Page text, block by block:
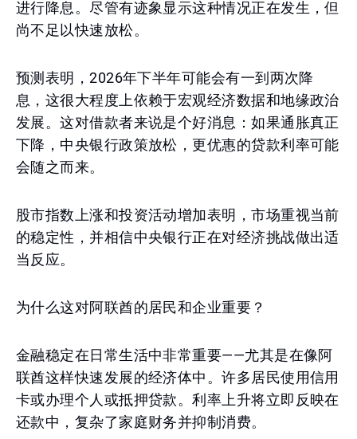
进行降息。尽管有迹象显示这种情况正在发生，但
尚不足以快速放松。
预测表明，2026年下半年可能会有一到两次降
息，这很大程度上依赖于宏观经济数据和地缘政治
发展。这对借款者来说是个好消息：如果通胀真正
下降，中央银行政策放松，更优惠的贷款利率可能
会随之而来。
股市指数上涨和投资活动增加表明，市场重视当前
的稳定性，并相信中央银行正在对经济挑战做出适
当反应。
为什么这对阿联酋的居民和企业重要？
金融稳定在日常生活中非常重要——尤其是在像阿
联酋这样快速发展的经济体中。许多居民使用信用
卡或办理个人或抵押贷款。利率上升将立即反映在
还款中，复杂了家庭财务并抑制消费。